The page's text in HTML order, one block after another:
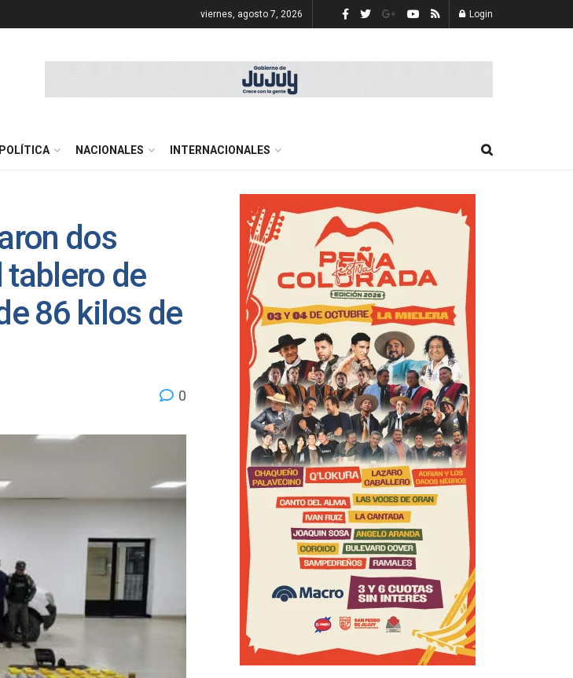
viernes, agosto 7, 2026 Login
POLÍTICA NACIONALES INTERNACIONALES
dos
tablero de
86 kilos de
0